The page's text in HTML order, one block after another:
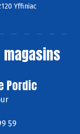
Yffiniac
Pordic
59